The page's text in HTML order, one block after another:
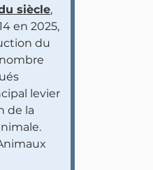
siècle,
en 2025,
du
levier
de la